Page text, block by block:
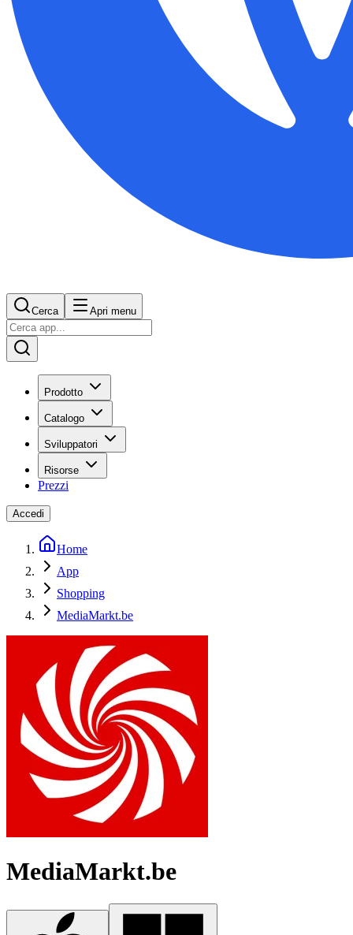
Cerca Apri menu
Prodotto
Catalogo
Sviluppatori
Risorse
Prezzi
Accedi
Home
App
Shopping
MediaMarkt.be
MediaMarkt.be